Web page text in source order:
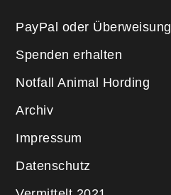
PayPal oder Überweisung
Spenden erhalten
Notfall Animal Hording
Archiv
Impressum
Datenschutz